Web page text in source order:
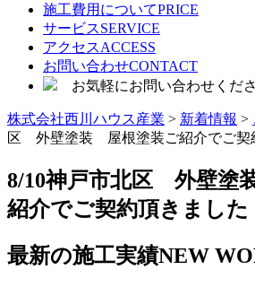
施工費用についてPRICE
サービスSERVICE
アクセスACCESS
お問い合わせCONTACT
お気軽にお問い合わせくださ
株式会社西川ハウス産業 > 新着情報 >
区 外壁塗装 屋根塗装ご紹介でご契
8/10神戸市北区 外壁塗
紹介でご契約頂きました
最新の施工実績NEW